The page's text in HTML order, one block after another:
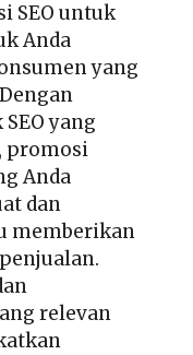
SEO untuk
Anda
yang
yang
promosi
Anda
dan
memberikan
relevan